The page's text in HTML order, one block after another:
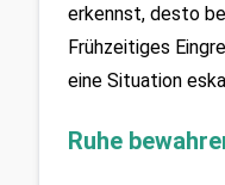
erkennst, desto
Frühzeitiges
eine Situation
Ruhe